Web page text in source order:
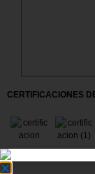
CERTIFICACIONES